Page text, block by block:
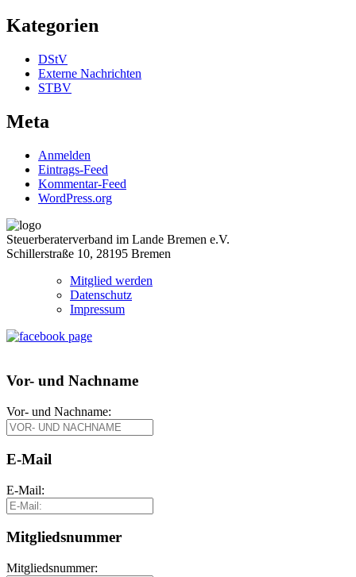
Kategorien
DStV
Externe Nachrichten
STBV
Meta
Anmelden
Eintrags-Feed
Kommentar-Feed
WordPress.org
Steuerberaterverband im Lande Bremen e.V.
Schillerstraße 10, 28195 Bremen
Mitglied werden
Datenschutz
Impressum
Vor- und Nachname
Vor- und Nachname:
E-Mail
E-Mail:
Mitgliedsnummer
Mitgliedsnummer: